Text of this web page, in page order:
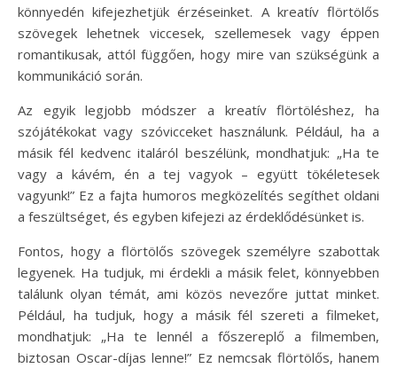
könnyedén kifejezhetjük érzéseinket. A kreatív flörtölős
szövegek lehetnek viccesek, szellemesek vagy éppen
romantikusak, attól függően, hogy mire van szükségünk a
kommunikáció során.
Az egyik legjobb módszer a kreatív flörtöléshez, ha
szójátékokat vagy szóvicceket használunk. Például, ha a
másik fél kedvenc italáról beszélünk, mondhatjuk: „Ha te
vagy a kávém, én a tej vagyok – együtt tökéletesek
vagyunk!” Ez a fajta humoros megközelítés segíthet oldani
a feszültséget, és egyben kifejezi az érdeklődésünket is.
Fontos, hogy a flörtölős szövegek személyre szabottak
legyenek. Ha tudjuk, mi érdekli a másik felet, könnyebben
találunk olyan témát, ami közös nevezőre juttat minket.
Például, ha tudjuk, hogy a másik fél szereti a filmeket,
mondhatjuk: „Ha te lennél a főszereplő a filmemben,
biztosan Oscar-díjas lenne!” Ez nemcsak flörtölős, hanem